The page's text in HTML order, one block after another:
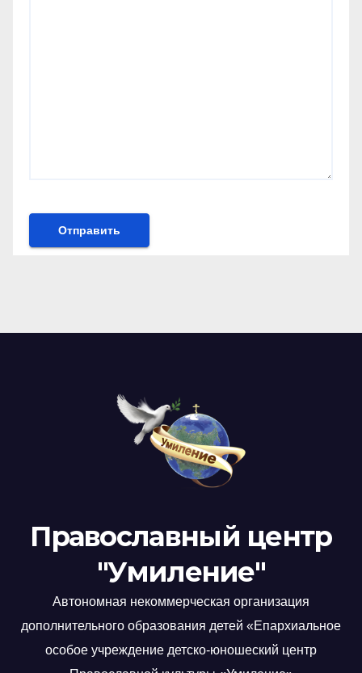
Православный центр
"Умиление"
Автономная некоммерческая организация
дополнительного образования детей «Епархиальное
особое учреждение детско-юношеский центр